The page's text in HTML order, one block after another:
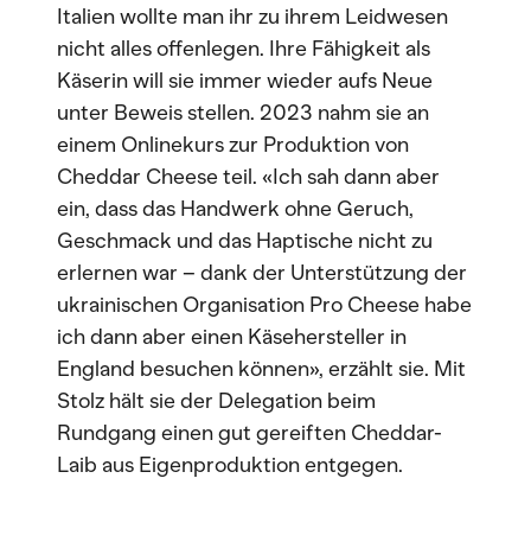
Italien wollte man ihr zu ihrem Leidwesen
nicht alles offenlegen. Ihre Fähigkeit als
Käserin will sie immer wieder aufs Neue
unter Beweis stellen. 2023 nahm sie an
einem Onlinekurs zur Produktion von
Cheddar Cheese teil. «Ich sah dann aber
ein, dass das Handwerk ohne Geruch,
Geschmack und das Haptische nicht zu
erlernen war – dank der Unterstützung der
ukrainischen Organisation Pro Cheese habe
ich dann aber einen Käsehersteller in
England besuchen können», erzählt sie. Mit
Stolz hält sie der Delegation beim
Rundgang einen gut gereiften Cheddar-
Laib aus Eigenproduktion entgegen.